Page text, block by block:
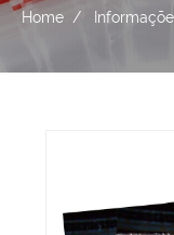
Home